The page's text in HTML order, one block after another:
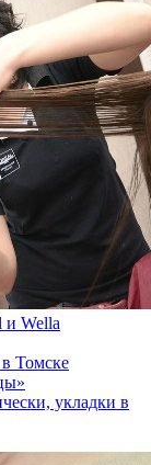
и Wella
Томске
укладки в